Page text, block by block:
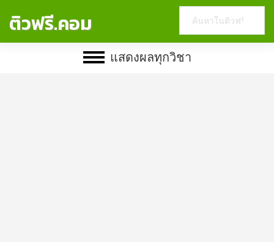
ติวฟรี.คอม
website
แสดงผลทุกวิชา